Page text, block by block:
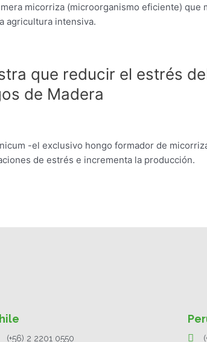
micorriza (microorganismo eficiente) que
agricultura intensiva.
que reducir el estrés
de Madera
-el exclusivo hongo formador de
de estrés e incrementa la producción.
(+56) 2 2201 0550